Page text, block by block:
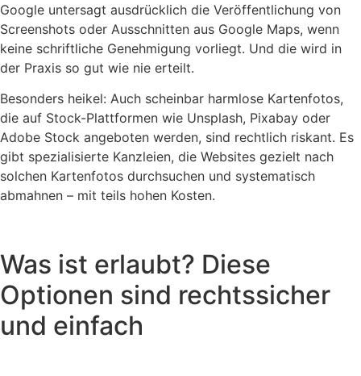
Google untersagt ausdrücklich die Veröffentlichung von
Screenshots oder Ausschnitten aus Google Maps, wenn
keine schriftliche Genehmigung vorliegt. Und die wird in
der Praxis so gut wie nie erteilt.
Besonders heikel: Auch scheinbar harmlose Kartenfotos,
die auf Stock-Plattformen wie Unsplash, Pixabay oder
Adobe Stock angeboten werden, sind rechtlich riskant. Es
gibt spezialisierte Kanzleien, die Websites gezielt nach
solchen Kartenfotos durchsuchen und systematisch
abmahnen – mit teils hohen Kosten.
Was ist erlaubt? Diese
Optionen sind rechtssicher
und einfach